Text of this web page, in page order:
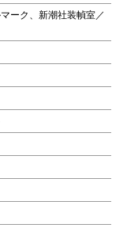
ーク、新潮社装幀室／